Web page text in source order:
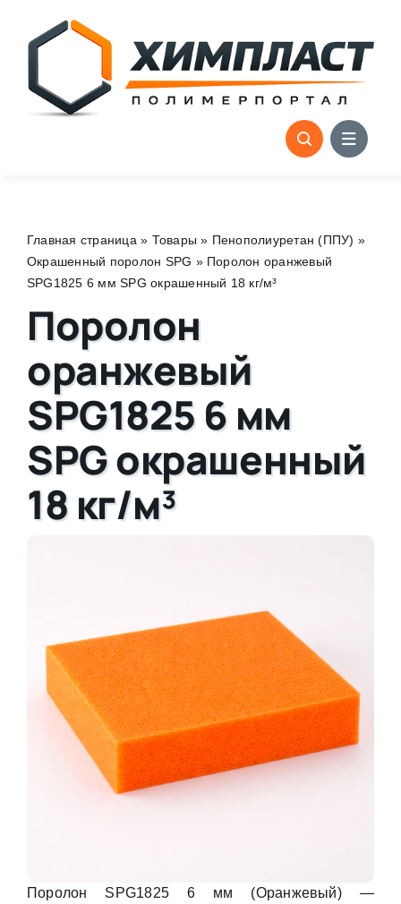
content
Главная страница » Товары » Пенополиуретан (ППУ) »
Окрашенный поролон SPG » Поролон оранжевый
SPG1825 6 мм SPG окрашенный 18 кг/м³
Поролон
оранжевый
SPG1825 6 мм
SPG окрашенный
18 кг/м³
Поролон SPG1825 6 мм (Оранжевый) —